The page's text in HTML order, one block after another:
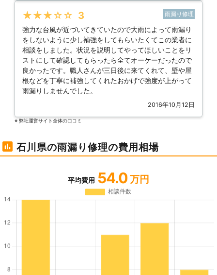
★★★★★ 3 雨漏り修理
強力な台風が近づいてきていたので大雨によって雨漏り
をしないように少し補強をしてもらいたくてこの業者に
相談をしました。状況を説明してやってほしいことをリ
ストにして確認してもらったら全てオーケーだったので
良かったです。職人さんが三日後に来てくれて、壁や屋
根などを丁寧に補強してくれたおかげで強度が上がって
雨漏りしませんでした。
2016年10月12日
※ 弊社運営サイト全体の⼝コミ
石川県の雨漏り修理の費用相場
平均費用 54.0 万円